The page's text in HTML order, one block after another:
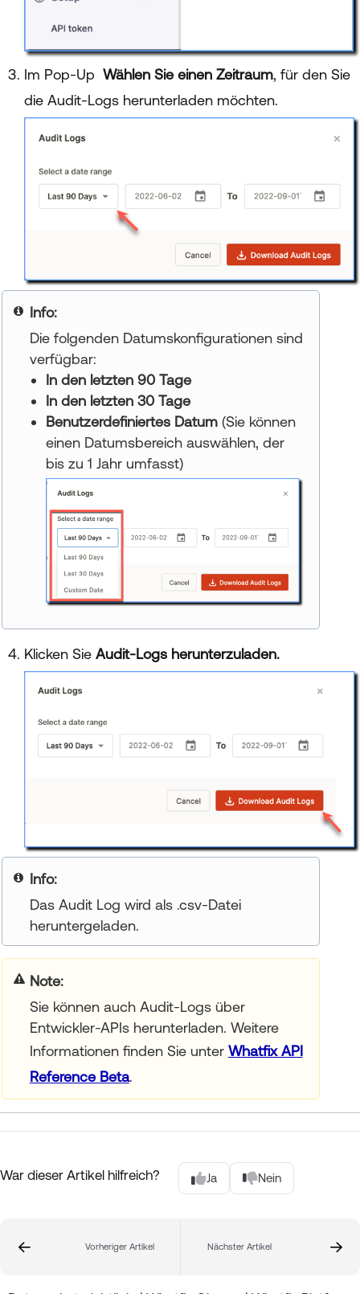
Im Pop-Up Wählen Sie einen Zeitraum, für den Sie
die Audit-Logs herunterladen möchten.
Your title goes here
Die folgenden Datumskonfigurationen sind
verfügbar:
In den letzten 90 Tage
In den letzten 30 Tage
Benutzerdefiniertes Datum(Sie können
einen Datumsbereich auswählen, der
bis zu 1 Jahr umfasst)
Klicken Sie Audit-Logs herunterzuladen.
Your title goes here
Das Audit Log wird als .csv-Datei
heruntergeladen.
Your title goes here
Sie können auch Audit-Logs über
Entwickler-APIs herunterladen. Weitere
Informationen finden Sie unter Whatfix API
Reference Beta.
War dieser Artikel hilfreich? Ja Nein
Vorheriger Artikel Nächster Artikel